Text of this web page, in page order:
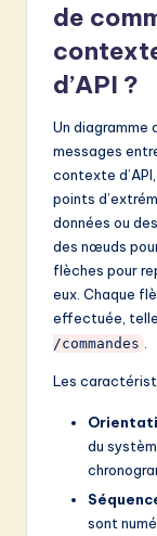
de
d’API ?
Un diagramme
messages
contexte
points
données ou
des nœuds
flèches pour
eux. Chaque
effectuée,
/commandes
Les
du
sont